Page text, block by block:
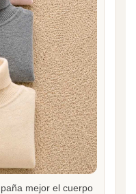
mejor el cuerpo